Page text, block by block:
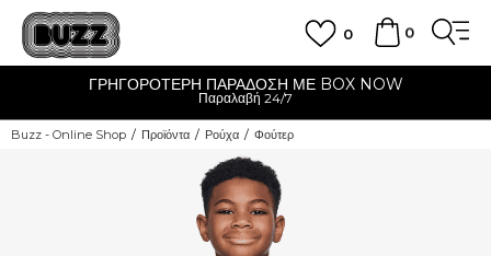
0
0
ΓΡΗΓΟΡΟΤΕΡΗ ΠΑΡΑΔΟΣΗ ΜΕ BOX NOW
Παραλαβή 24/7
Buzz - Online Shop Προϊόντα Ρούχα Φούτερ